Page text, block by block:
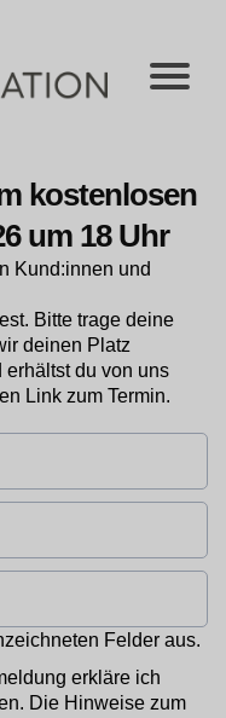
kostenlosen
um 18 Uhr
Kund:innen und
Bitte trage deine
deinen Platz
du von uns
Link zum Termin.
Felder aus.
erkläre ich
Die Hinweise zum